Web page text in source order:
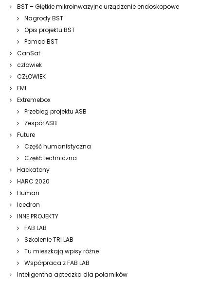
BST – Giętkie mikroinwazyjne urządzenie endoskopowe
Nagrody BST
Opis projektu BST
Pomoc BST
CanSat
czlowiek
CZŁOWIEK
EML
Extremebox
Przebieg projektu ASB
Zespół ASB
Future
Część humanistyczna
Część techniczna
Hackatony
HARC 2020
Human
Icedron
INNE PROJEKTY
FAB LAB
Szkolenie TRI LAB
Tu mieszkają wpisy różne
Współpraca z FAB LAB
Inteligentna apteczka dla polarników